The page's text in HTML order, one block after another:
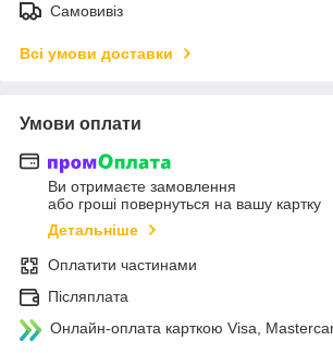
Самовивіз
Всі умови доставки
Умови оплати
Ви отримаєте замовлення
або гроші повернуться на вашу картку
Детальніше
Оплатити частинами
Післяплата
Онлайн-оплата карткою Visa,